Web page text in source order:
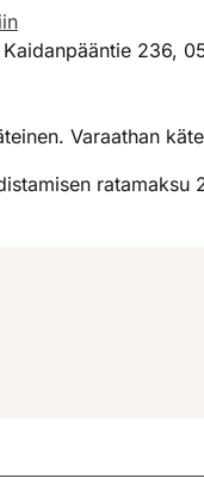
236,
Varaathan
ratamaksu